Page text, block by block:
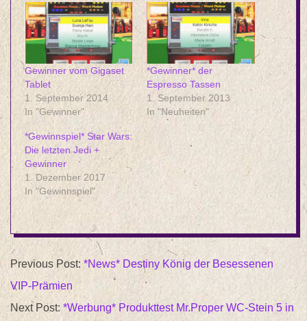
Gewinner vom Gigaset
Tablet
1. September 2014
In "Gewinner"
*Gewinner* der
Espresso Tassen
1. September 2013
In "Neuheiten"
*Gewinnspiel* Star Wars:
Die letzten Jedi +
Gewinner
1. Dezember 2017
In "Gewinnspiel"
2015-
08-
24
Previous Post: *News* Destiny König der Besessenen
VIP-Prämien
Next Post: *Werbung* Produkttest Mr.Proper WC-Stein 5 in